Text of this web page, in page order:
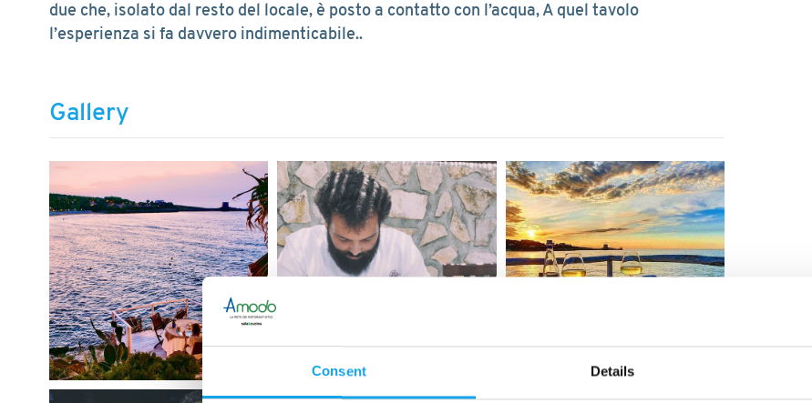
Consent Details
due che, isolato dal resto del locale, è posto a contatto con l’acqua, A quel tavolo
l’esperienza si fa davvero indimenticabile..
Gallery